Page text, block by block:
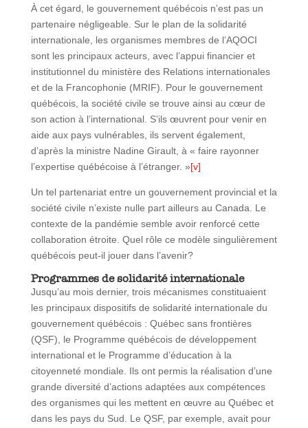
À cet égard, le gouvernement québécois n’est pas un
partenaire négligeable. Sur le plan de la solidarité
internationale, les organismes membres de l’AQOCI
sont les principaux acteurs, avec l’appui financier et
institutionnel du ministère des Relations internationales
et de la Francophonie (MRIF). Pour le gouvernement
québécois, la société civile se trouve ainsi au cœur de
son action à l’international. S’ils œuvrent pour venir en
aide aux pays vulnérables, ils servent également,
d’après la ministre Nadine Girault, à « faire rayonner
l’expertise québécoise à l’étranger. »[v]
Un tel partenariat entre un gouvernement provincial et la
société civile n’existe nulle part ailleurs au Canada. Le
contexte de la pandémie semble avoir renforcé cette
collaboration étroite. Quel rôle ce modèle singulièrement
québécois peut-il jouer dans l’avenir?
Programmes de solidarité internationale
Jusqu’au mois dernier, trois mécanismes constituaient
les principaux dispositifs de solidarité internationale du
gouvernement québécois : Québec sans frontières
(QSF), le Programme québécois de développement
international et le Programme d’éducation à la
citoyenneté mondiale. Ils ont permis la réalisation d’une
grande diversité d’actions adaptées aux compétences
des organismes qui les mettent en œuvre au Québec et
dans les pays du Sud. Le QSF, par exemple, avait pour